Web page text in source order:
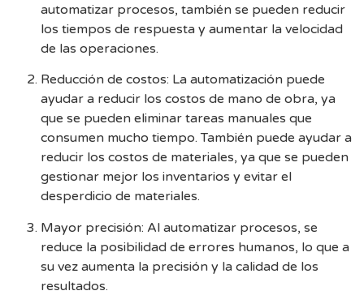
automatizar procesos, también se pueden reducir
los tiempos de respuesta y aumentar la velocidad
de las operaciones.
Reducción de costos: La automatización puede
ayudar a reducir los costos de mano de obra, ya
que se pueden eliminar tareas manuales que
consumen mucho tiempo. También puede ayudar a
reducir los costos de materiales, ya que se pueden
gestionar mejor los inventarios y evitar el
desperdicio de materiales.
Mayor precisión: Al automatizar procesos, se
reduce la posibilidad de errores humanos, lo que a
su vez aumenta la precisión y la calidad de los
resultados.